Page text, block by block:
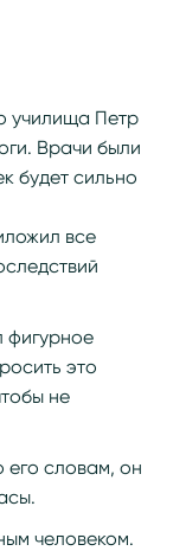
училища Петр
Врачи были
будет сильно
все
фигурное
это
не
его словам, он
человеком.